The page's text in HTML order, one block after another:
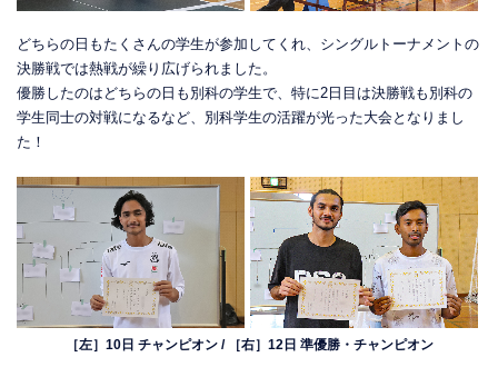
どちらの日もたくさんの学生が参加してくれ、シングルトーナメントの
決勝戦では熱戦が繰り広げられました。
優勝したのはどちらの日も別科の学生で、特に2日目は決勝戦も別科の
学生同士の対戦になるなど、別科学生の活躍が光った大会となりまし
た！
［左］10日 チャンピオン / ［右］12日 準優勝・チャンピオン